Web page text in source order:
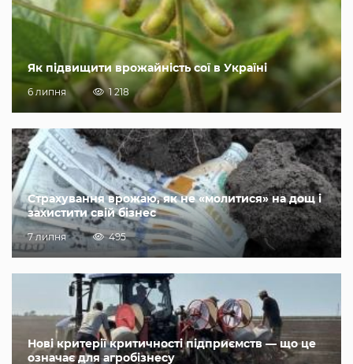
Як підвищити врожайність сої в Україні
6 липня 1 218
Страхування врожаю, як не «молитися» на дощ і
захистити свій бізнес
7 липня 495
Нові критерії критичності підприємств — що це
означає для агробізнесу